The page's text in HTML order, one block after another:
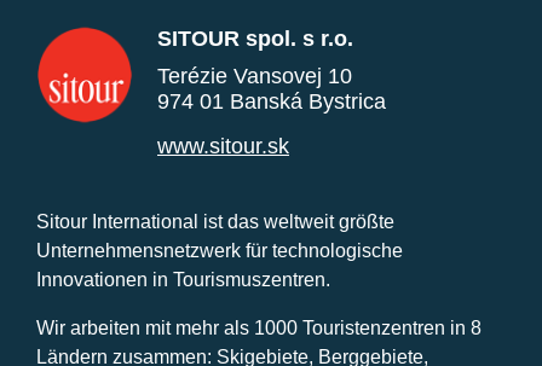
SITOUR spol. s r.o.
Terézie Vansovej 10
974 01 Banská Bystrica
www.sitour.sk
Sitour International ist das weltweit größte
Unternehmensnetzwerk für technologische
Innovationen in Tourismuszentren.
Wir arbeiten mit mehr als 1000 Touristenzentren in 8
Ländern zusammen: Skigebiete, Berggebiete,